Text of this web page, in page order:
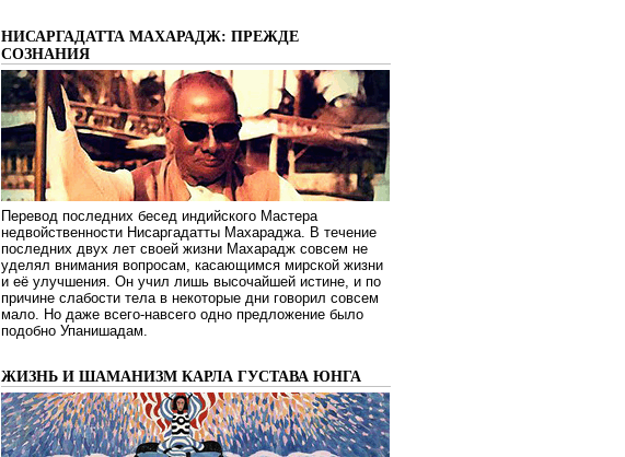
НИСАРГАДАТТА МАХАРАДЖ: ПРЕЖДЕ
СОЗНАНИЯ
Перевод последних бесед индийского Мастера
недвойственности Нисаргадатты Махараджа. В течение
последних двух лет своей жизни Махарадж совсем не
уделял внимания вопросам, касающимся мирской жизни
и её улучшения. Он учил лишь высочайшей истине, и по
причине слабости тела в некоторые дни говорил совсем
мало. Но даже всего-навсего одно предложение было
подобно Упанишадам.
ЖИЗНЬ И ШАМАНИЗМ КАРЛА ГУСТАВА ЮНГА